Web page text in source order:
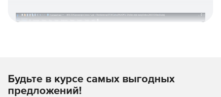
Будьте в курсе самых выгодных
предложений!